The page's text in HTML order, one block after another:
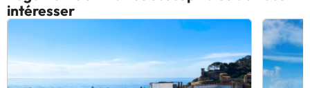
intéresser